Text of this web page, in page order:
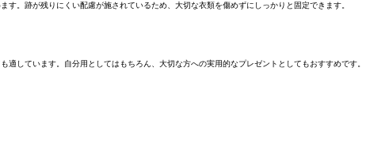
。跡が残りにくい配慮が施されているため、大切な衣類を傷めずにしっかりと固定できます。
しています。自分用としてはもちろん、大切な方への実用的なプレゼントとしてもおすすめです。